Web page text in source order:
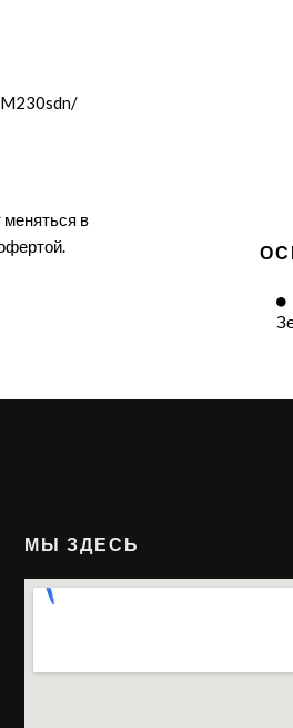
в
МЫ ЗДЕСЬ